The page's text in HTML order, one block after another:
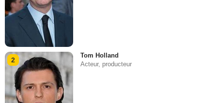
2
Tom Holland
Acteur, producteur